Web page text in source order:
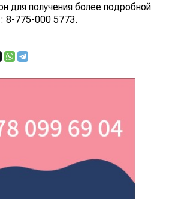
для получения более подробной
8-775-000 5773.